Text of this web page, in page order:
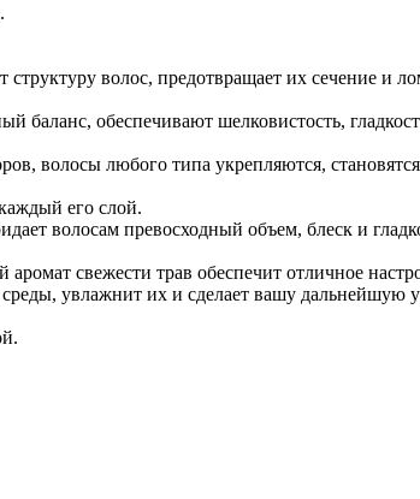
волос, предотвращает их сечение и
баланс, обеспечивают шелковистость,
волосы любого типа укрепляются,
его слой.
волосам превосходный объем, блеск и
свежести трав обеспечит отличное
увлажнит их и сделает вашу дальнейшую